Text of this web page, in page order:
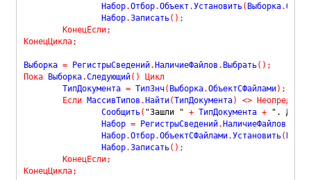
		Набор
.Отбор.Объект .Установить( Выборка.
		Набор
.Записать( ) ;
КонецЕсли;
КонецЦикла;
Выборка = РегистрыСведений.НаличиеФайлов . Выбрать( ) ;
Пока Выборка.Следующий( )
Цикл
	ТипДокумента
= ТипЗнч( Выборка.ОбъектСФайлами) ;
Если МассивТипов .Найти(ТипДокумента) <>
		Сообщить
( "Зашли " + ТипДокумента +
".
		Набор
= РегистрыСведений.НаличиеФайлов
		Набор
.Отбор.ОбъектСФайлами.Установить(
		Набор
.Записать( ) ;
КонецЕсли;
КонецЦикла;